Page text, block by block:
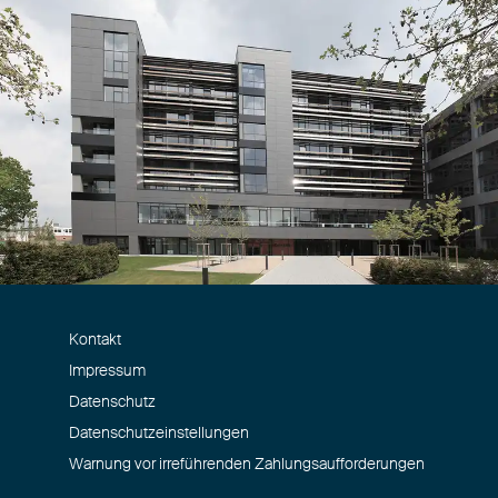
Kontakt
Impressum
Datenschutz
Datenschutzeinstellungen
Warnung vor irreführenden Zahlungsaufforderungen